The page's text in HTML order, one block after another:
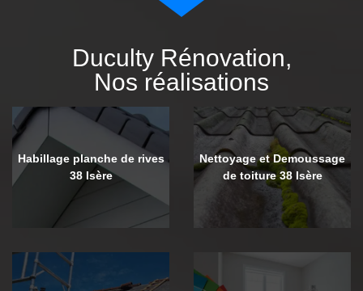
Duculty Rénovation,
Nos réalisations
Habillage planche de rives
38 Isère
Nettoyage et Demoussage
de toiture 38 Isère